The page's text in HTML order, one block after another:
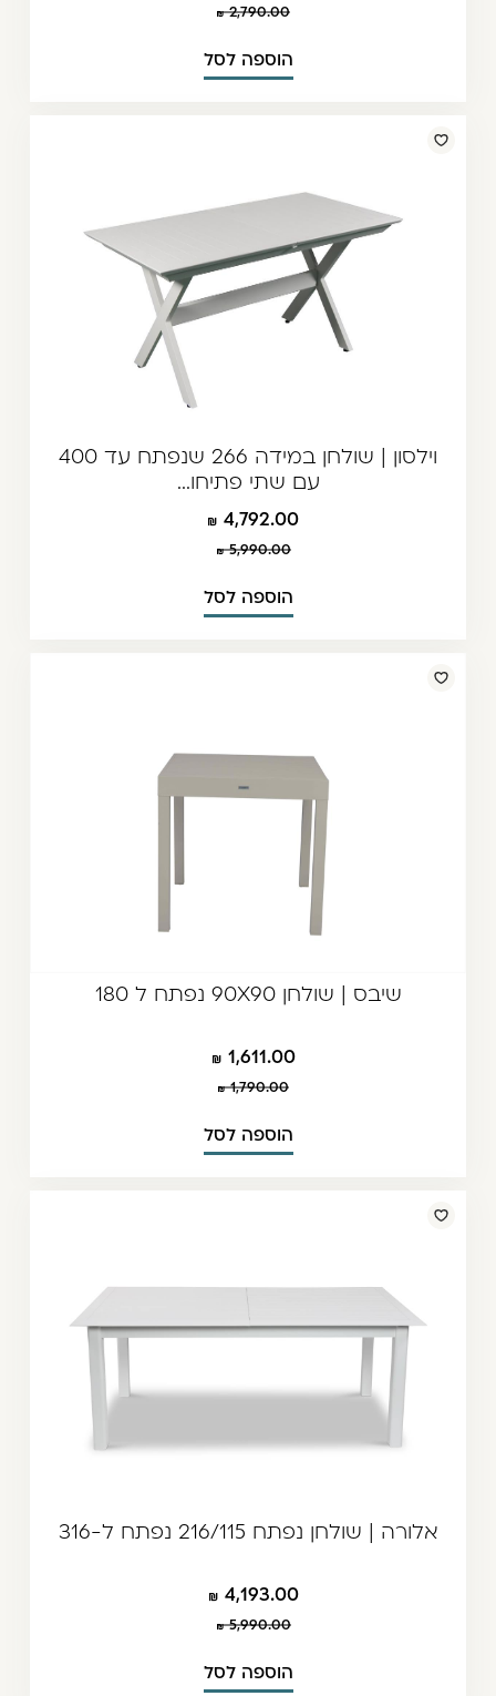
2,790.00
הוספה לסל
וילסון | שולחן במידה 266 שנפתח עד 400
עם שתי פתיחו...
4,792.00
5,990.00
הוספה לסל
שיבס | שולחן 90X90 נפתח ל 180
1,611.00
1,790.00
הוספה לסל
אלורה | שולחן נפתח 216/115 נפתח ל-316
4,193.00
5,990.00
הוספה לסל